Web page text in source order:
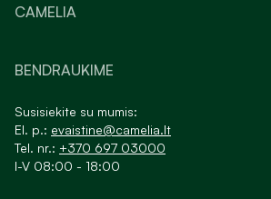
CAMELIA
BENDRAUKIME
Susisiekite su mumis:
El. p.: evaistine@camelia.lt
Tel. nr.: +370 697 03000
I-V 08:00 - 18:00